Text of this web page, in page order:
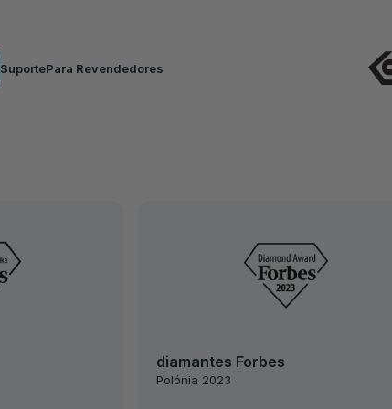
SuportePara Revendedores
diamantes Forbes
Polónia 2023